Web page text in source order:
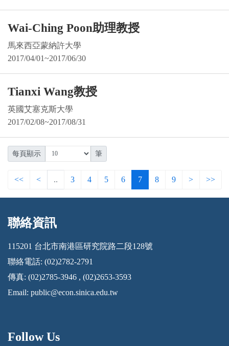
Wai-Ching Poon助理教授
馬來西亞蒙納許大學
2017/04/01~2017/06/30
Tianxi Wang教授
英國艾塞克斯大學
2017/02/08~2017/08/31
每頁顯示 筆
<< < .. 3 4 5 6 7 8 9 > >>
:::
聯絡資訊
115201 台北市南港區研究院路二段128號
聯絡電話: (02)2782-2791
傳真: (02)2785-3946 , (02)2653-3593
Email: public@econ.sinica.edu.tw
Follow Us